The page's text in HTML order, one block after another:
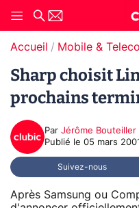
Accueil Mobile &
Sharp choisit
prochains
Par Jérôme Bouteiller
Publié le 05 mars
Suivez-nous
Après Samsung ou